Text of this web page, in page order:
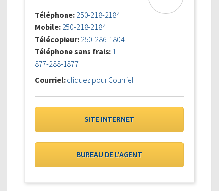
Téléphone: 250-218-2184
Mobile: 250-218-2184
Télécopieur: 250-286-1804
Téléphone sans frais: 1-
877-288-1877
Courriel: cliquez pour Courriel
SITE INTERNET
BUREAU DE L'AGENT